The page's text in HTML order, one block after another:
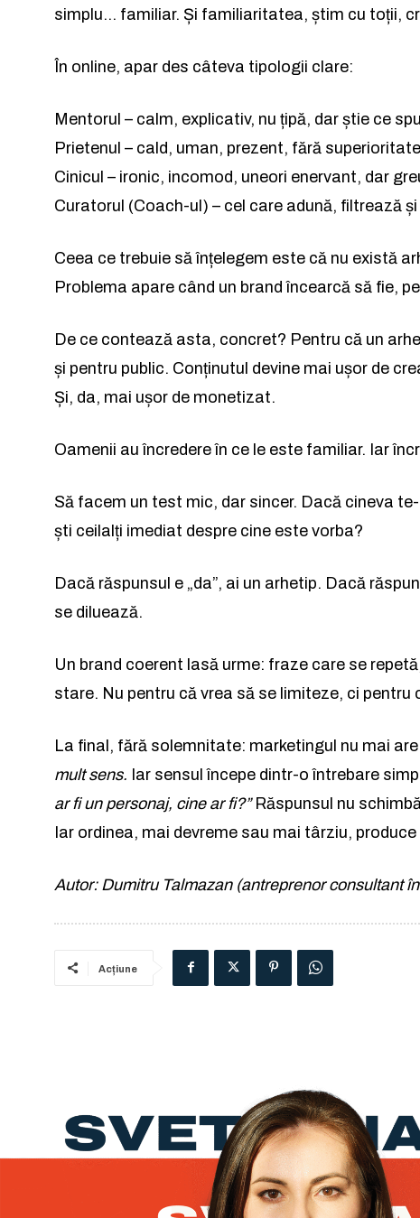
simplu… familiar. Și familiaritatea, știm cu toții,
În online, apar des câteva tipologii clare:
Mentorul – calm, explicativ, nu țipă, dar știe ce
Prietenul – cald, uman, prezent, fără
Cinicul – ironic, incomod, uneori enervant, dar
Curatorul (Coach-ul) – cel care adună, filtrează și
Ceea ce trebuie să înțelegem este că nu există
Problema apare când un brand încearcă să fie,
De ce contează asta, concret? Pentru că un
și pentru public. Conținutul devine mai ușor de
Și, da, mai ușor de monetizat.
Oamenii au încredere în ce le este familiar. Iar
Să facem un test mic, dar sincer. Dacă cineva
ști ceilalți imediat despre cine este vorba?
Dacă răspunsul e „da”, ai un arhetip. Dacă
se diluează.
Un brand coerent lasă urme: fraze care se
stare. Nu pentru că vrea să se limiteze, ci pentru
La final, fără solemnitate: marketingul nu mai
mult sens. Iar sensul începe dintr-o întrebare
ar fi un personaj, cine ar fi?” Răspunsul nu
Iar ordinea, mai devreme sau mai târziu,
Autor: Dumitru Talmazan (antreprenor consultant
Acțiune